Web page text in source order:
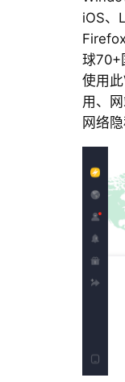
iOS、
球70+
使用
用、
网络隐